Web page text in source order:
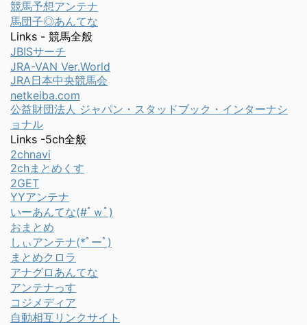
競馬予想アンテナ
馬団子◎あんてな
Links - 競馬全般
JBISサーチ
JRA-VAN Ver.World
JRA日本中央競馬会
netkeiba.com
公益財団法人 ジャパン・スタッドブック・インターナシ
ョナル
Links -5ch全般
2chnavi
2chまとめくす
2GET
YYアンテナ
いーあんてな(#ﾟｗﾟ)
おまとめ
しぃアンテナ(*ﾟーﾟ)
まとめクロラ
アナグロあんてな
アンテナっす
コジメディア
自動相互リンクサイト